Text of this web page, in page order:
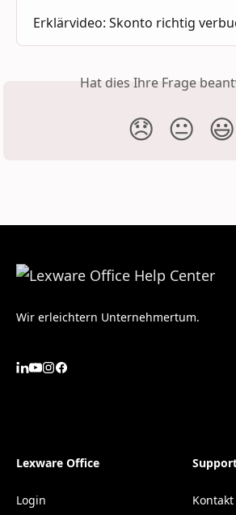
Erklärvideo: Skonto richtig
Hat dies Ihre Frage
😞 😐 😃
Wir erleichtern Unternehmertum.
Lexware Office
Login Kontakt